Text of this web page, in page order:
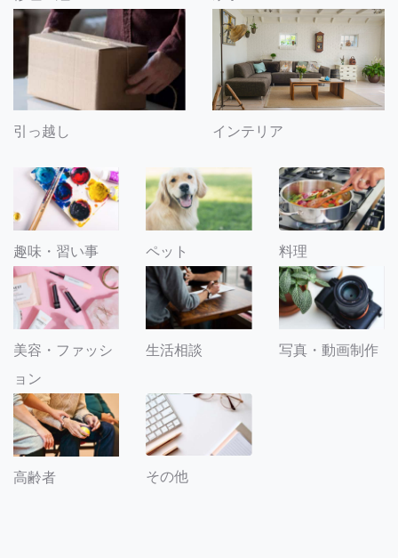
引っ越し インテリア
趣味・習い事 ペット 料理
美容・ファッシ
ョン
生活相談 写真・動画制作
高齢者 その他